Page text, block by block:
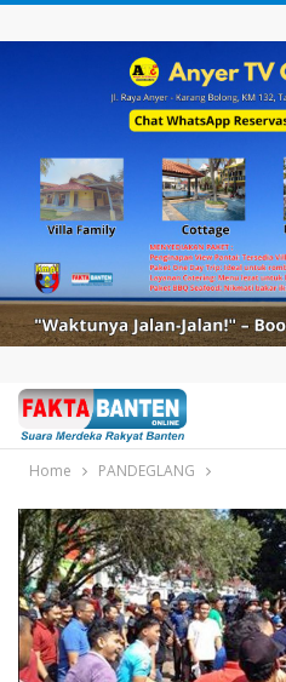
Home PANDEGLANG